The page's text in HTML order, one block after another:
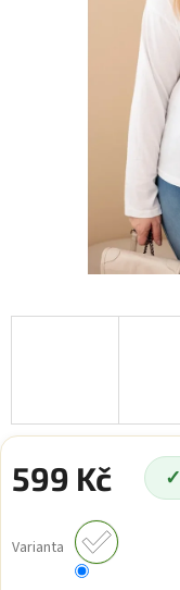
599 Kč
cena:
Varianta